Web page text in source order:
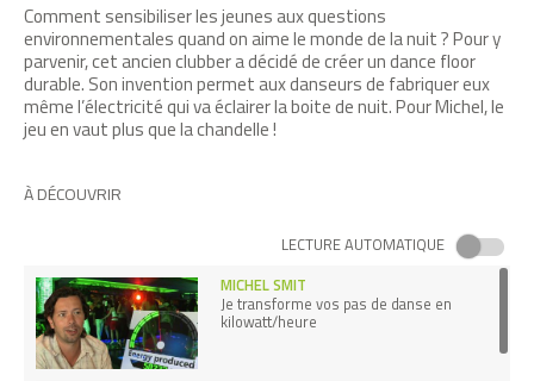
Comment sensibiliser les jeunes aux questions
environnementales quand on aime le monde de la nuit ? Pour y
parvenir, cet ancien clubber a décidé de créer un dance floor
durable. Son invention permet aux danseurs de fabriquer eux
même l’électricité qui va éclairer la boite de nuit. Pour Michel, le
jeu en vaut plus que la chandelle !
À DÉCOUVRIR
LECTURE AUTOMATIQUE
MICHEL SMIT
Je transforme vos pas de danse en
kilowatt/heure